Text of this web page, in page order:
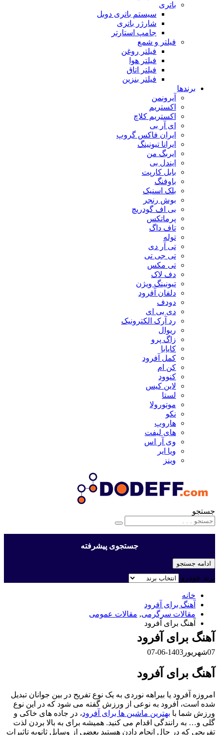
باتری
سیستم باتری دوبل
شارژر باتری
جامپ استارتر
فیلتر و شمع
فیلتر روغن
فیلتر هوا
فیلتر اتاق
فیلتر بنزین
برندها
آیرونمن
اکستریم
اکستریم کلاچ
ای آر بی
ایران فاکس گروپ
ایرانا تیونینگ
ایربگ من
ایندل بی
بابل کارپت
باوفنگ
بلک اسنیک
بوش رنجر
بی اف گودریچ
پرماتکس
تاف داگ
توله
تی آر دی
تی جی تی
تی مکس
دف لاک
تیونینگ ویژن
دلفان آفرود
دودف
دی بی ای
رد آرک الکترونیک
ریوال
زاگ پرو
کایابا
کمل آفرود
کن ام
کنوود
لاین کیس
لستا
موتورولا
نکو
هاروپ
های لیفت
وی آر اس
ویا ایر
وینز
جستجو
جستجوی پیشرفته
ادامه جستجو
برند خودرو
خانه
آهنگ برای آفرود
مقالات سرگرمی, مقالات عمومی
آهنگ برای آفرود
آهنگ برای آفرود
07شهریور 1403-06-07
آهنگ برای آفرود
امروزه آفرود یا بیراهه نوردی به یک نوع تفریح در بین جوانان تبدیل
شده است، آفرود به نوعی از ورزش گفته می شود که در این نوع
ورزش شما با بهترین ماشین ها برای آفرود، در جاده های خاکی و
گلی و… به رانندگی اقدام می کنید. همیشه برای به بالا بردن لذت
تفریحی که در حال انجام دادن هستید بعضی از وسایل ثانویه تاثیرات